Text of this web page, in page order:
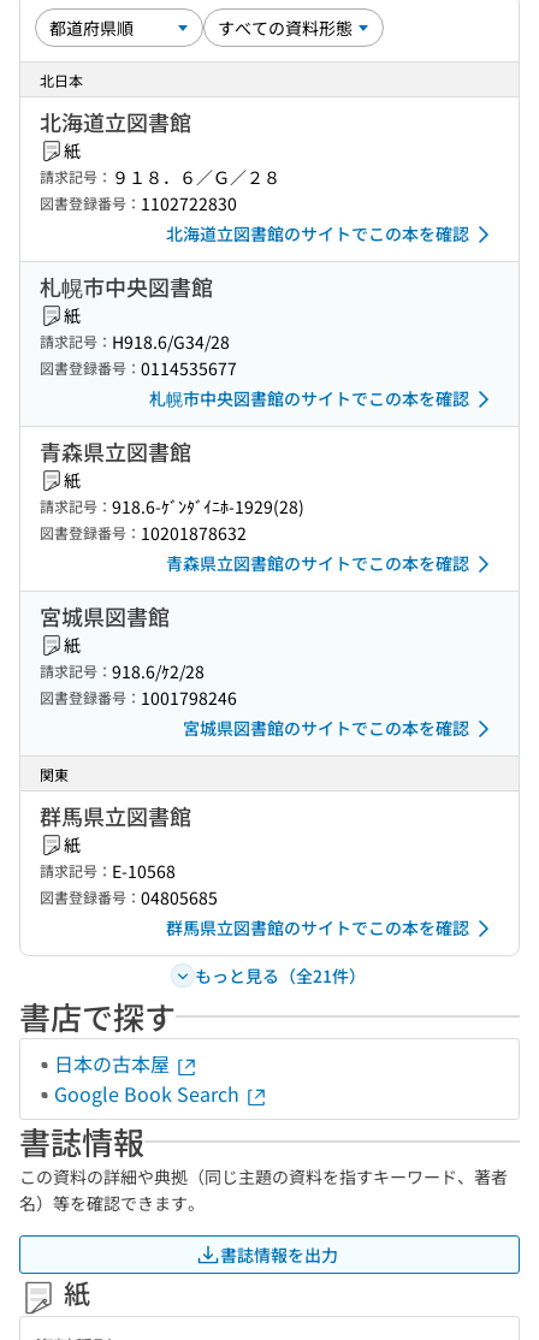
北日本
北海道立図書館
紙
請求記号： ９１８．６／Ｇ／２８
図書登録番号： 1102722830
北海道立図書館のサイトでこの本を確認
札幌市中央図書館
紙
請求記号： H918.6/G34/28
図書登録番号： 0114535677
札幌市中央図書館のサイトでこの本を確認
青森県立図書館
紙
請求記号： 918.6-ｹﾞﾝﾀﾞｲﾆﾎ-1929(28)
図書登録番号： 10201878632
青森県立図書館のサイトでこの本を確認
宮城県図書館
紙
請求記号： 918.6/ｹ2/28
図書登録番号： 1001798246
宮城県図書館のサイトでこの本を確認
関東
群馬県立図書館
紙
請求記号： E-10568
図書登録番号： 04805685
群馬県立図書館のサイトでこの本を確認
もっと見る（全21件）
書店で探す
日本の古本屋
Google Book Search
書誌情報
この資料の詳細や典拠（同じ主題の資料を指すキーワード、著者
名）等を確認できます。
書誌情報を出力
紙